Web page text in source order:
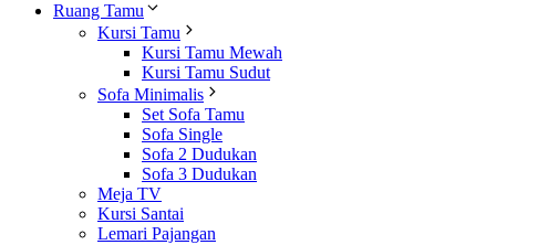
Ruang Tamu
Kursi Tamu
Kursi Tamu Mewah
Kursi Tamu Sudut
Sofa Minimalis
Set Sofa Tamu
Sofa Single
Sofa 2 Dudukan
Sofa 3 Dudukan
Meja TV
Kursi Santai
Lemari Pajangan